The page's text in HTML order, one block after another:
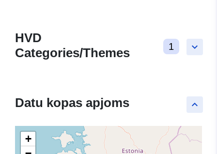
keyboard_arrow_down
HVD
Categories/Themes
1
keyboard_arrow_up
Datu kopas apjoms
+